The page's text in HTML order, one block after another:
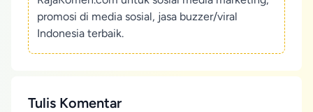
promosi di media sosial, jasa buzzer/viral
Indonesia terbaik.
Tulis Komentar